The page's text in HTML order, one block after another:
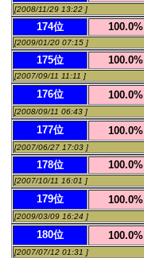
[2008/11/29 13:22 ]
174位 100.0%
[2009/01/20 07:15 ]
175位 100.0%
[2007/09/11 11:11 ]
176位 100.0%
[2008/09/11 06:43 ]
177位 100.0%
[2007/06/27 17:03 ]
178位 100.0%
[2007/10/11 16:01 ]
179位 100.0%
[2009/03/09 16:24 ]
180位 100.0%
[2007/07/12 01:31 ]